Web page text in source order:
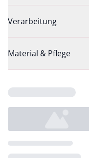
Verarbeitung
Material & Pflege